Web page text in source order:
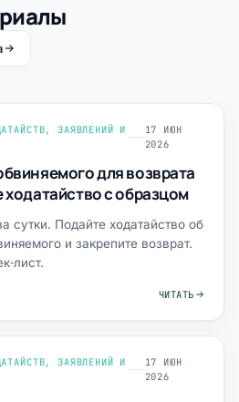
ЗАЯВЛЕНИЙ И
17 ИЮН
2026
для возврата
ходатайство с образцом
сутки. Подайте ходатайство об
и закрепите возврат.
ЧИТАТЬ
ЗАЯВЛЕНИЙ И
17 ИЮН
2026